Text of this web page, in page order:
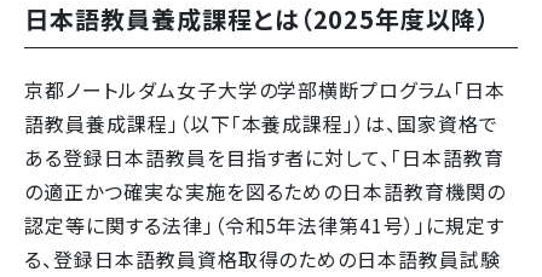
日本語教員養成課程とは（2025年度以降）
京都ノートルダム女子大学の学部横断プログラム「日本
語教員養成課程」（以下「本養成課程」）は、国家資格で
ある登録日本語教員を目指す者に対して、「日本語教育
の適正かつ確実な実施を図るための日本語教育機関の
認定等に関する法律」（令和5年法律第41号）」に規定す
る、登録日本語教員資格取得のための日本語教員試験